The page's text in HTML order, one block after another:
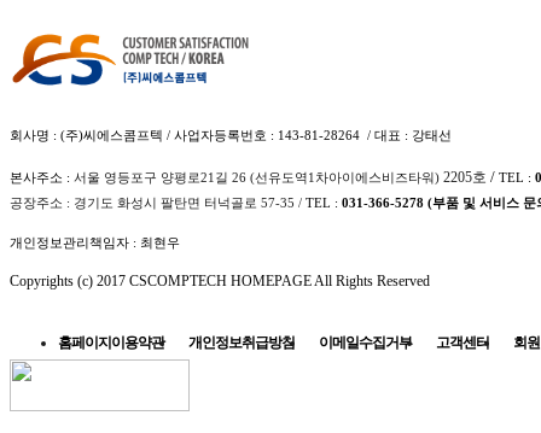
회사명 : (주)씨에스콤프텍 / 사업자등록번호 : 143-81-28264 / 대표 : 강태선
본사주소 : 서울 영등포구 양평로21길 26­ (선유도역1차아이에스비즈타워) 2205호 / TEL :
공장주소 : 경기도 화성시 팔탄면 터넉골로 57-35 / TEL : 031-366-5278 (부품 및 서비스 문
개인정보관리책임자 : 최현우
Copyrights (c) 2017 CSCOMPTECH HOMEPAGE All Rights Reserved
홈페이지이용약관 개인정보취급방침 이메일수집거부 고객센터 회